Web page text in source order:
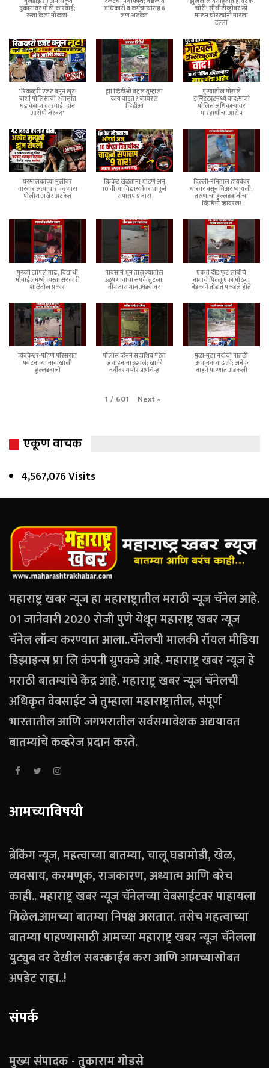
दुकानांवर मोठी कारवाई;
रस्ता केला मोकळा!
अधिकारी व कर्मचाऱ्यांसह 8
जण अटकेत
चोरी! सीसीटीव्हीवर स्प्रे
मारून चोरट्यांनी मारला
डल्ला
"रिकव्हरी एजंट बनून लूट!
बार्शी पोलिसांची २ तासांत
धडाकेबाज कारवाई; दोन
आरोपी जेरबंद"
ह्या व्हिडीओ बद्दल तुम्हाला
काय वाटत ? व्हायरल
व्हिडीओ
पुण्यातील गोखले
इन्स्टिट्यूटमध्ये वाद;माजी
पोलिस अधिकाऱ्यांवर
मारहाणीचा आरोप
घरमालकाच्या मुलीवर
वारंवार अत्याचार करणारा
पोलीस अखेर अटकेत
क्रिकेट खेळताना भांडणं अन्
10 वीच्या विद्यार्थ्यावर चाकूने
सपासप 9 वार!
दिल्ली-नैनिताल हायवेवर
थारवर बसून बिअर प्यायली;
तरुणांचा हुल्लडबाजीचा
व्हिडिओ व्हायरल!
गुरुजी झोपले गाढ, विद्यार्थी
मोबाईलमध्ये व्यस्त! सरकारी
शाळेतील प्रकार
पावसाने भूम तालुक्यातील
उळूप गावाचा संपर्क तुटला;
तीन तास गाव उघड्यावर
एक ते दीड फूट लांबीचे
नागाचे पिल्लू एका मोठ्या
बेडकाने तोंडात पकडले होते
त्र्यंबकेश्वर-पहिणे परिसरात
पर्यटनाच्या नावाखाली
हुल्लडबाजी
पोलीस व्हॅनने सदाशिव पेठेत
७ वाहनांना उडवले; खाकी
वर्दीवर गंभीर प्रश्नचिन्ह
मुळा-मुठा नदीची पातळी
अचानक वाढली; अनेक
वाहने पाण्यात अडकली
1 / 601 Next»
एकूण वाचक
4,567,076 Visits
महाराष्ट्र खबर न्यूज हा महाराष्ट्रातील मराठी न्यूज चॅनेल आहे.
01 जानेवारी 2020 रोजी पुणे येथून महाराष्ट्र खबर न्यूज
चॅनेल लॉन्च करण्यात आला..चॅनेलची मालकी रॉयल मीडिया
डिझाइन्स प्रा लि कंपनी ग्रुपकडे आहे. महाराष्ट्र खबर न्यूज हे
मराठी बातम्यांचे केंद्र आहे. महाराष्ट्र खबर न्यूज चॅनेलची
अधिकृत वेबसाईट जे तुम्हाला महाराष्ट्रातील, संपूर्ण
भारतातील आणि जगभरातील सर्वसमावेशक अद्ययावत
बातम्यांचे कव्हरेज प्रदान करते.
आमच्याविषयी
ब्रेकिंग न्यूज, महत्वाच्या बातम्या, चालू घडामोडी, खेळ,
व्यवसाय, करमणूक, राजकारण, अध्यात्म आणि बरेच
काही.. महाराष्ट्र खबर न्यूज चॅनेलच्या वेबसाईटवर पाहायला
मिळेल.आमच्या बातम्या निपक्ष असतात. तसेच महत्वाच्या
बातम्या पाहण्यासाठी आमच्या महाराष्ट्र खबर न्यूज चॅनेलला
युट्युब वर देखील सबस्क्राईब करा आणि आमच्यासोबत
अपडेट राहा..!
संपर्क
मुख्य संपादक - तुकाराम गोडसे